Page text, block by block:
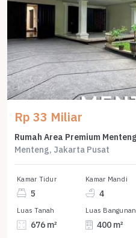
Rp 33 Miliar
Menteng, Jakarta Pusat
Kamar Tidur
5
Kamar Mandi
4
Luas Tanah
676 m²
Luas Bangunan
400 m²